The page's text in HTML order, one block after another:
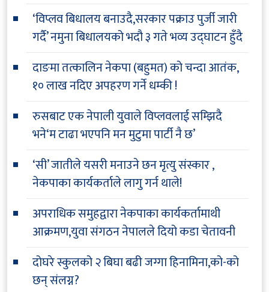
‘विप्लव बिधालय बनाउदै,सरकार पक्राउ पुर्जी जारी
गर्दै’ नमुना बिधालयको भदौ ३ गते भव्य उद्घाटन हुँदै
दाङमा तत्कालिन नेकपा (बहुमत) को चन्दा आतंक,
१० लाख नदिए अपहरण गर्ने धम्की !
रुसबाट एक नेपाली युवाले विप्लवलाई सम्झिदै
भने‘म टाढा भएपनि मन मुटुमा पार्टी नै छ’
‘सी’ जातीले यसरी मनाउने छन मृत्यु संस्कार ,
नेकपाका कार्यकर्ताले लागु गर्न थाले!
अपराधिक समुहद्वारा नेकपाका कार्यकर्तामाथी
आक्रमण,युवा संगठन नेपालले दियो कडा चेतावनी
दोघरे स्कुलको २ बिघा बढी जग्गा हिनामिना,को-को
छन् संलग्न?